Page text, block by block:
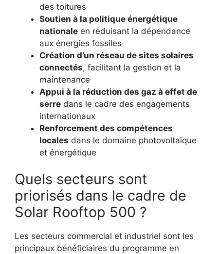
des toitures
Soutien à la politique énergétique
nationale en réduisant la dépendance
aux énergies fossiles
Création d’un réseau de sites solaires
connectés, facilitant la gestion et la
maintenance
Appui à la réduction des gaz à effet de
serre dans le cadre des engagements
internationaux
Renforcement des compétences
locales dans le domaine photovoltaïque
et énergétique
Quels secteurs sont
priorisés dans le cadre de
Solar Rooftop 500 ?
Les secteurs commercial et industriel sont les
principaux bénéficiaires du programme en